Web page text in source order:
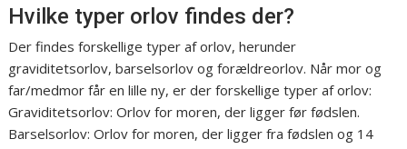
Hvilke typer orlov findes der?
Der findes forskellige typer af orlov, herunder
graviditetsorlov, barselsorlov og forældreorlov. Når mor og
far/medmor får en lille ny, er der forskellige typer af orlov:
Graviditetsorlov: Orlov for moren, der ligger før fødslen.
Barselsorlov: Orlov for moren, der ligger fra fødslen og 14